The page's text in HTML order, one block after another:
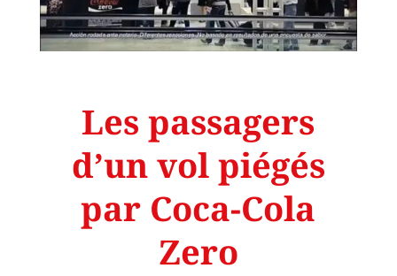
Les passagers
d’un vol piégés
par Coca-Cola
Zero